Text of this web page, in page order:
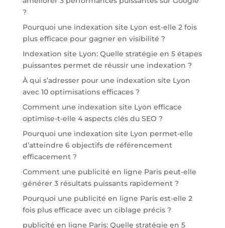
?
Pourquoi une indexation site Lyon est-elle 2 fois
plus efficace pour gagner en visibilité ?
Indexation site Lyon: Quelle stratégie en 5 étapes
puissantes permet de réussir une indexation ?
À qui s’adresser pour une indexation site Lyon
avec 10 optimisations efficaces ?
Comment une indexation site Lyon efficace
optimise-t-elle 4 aspects clés du SEO ?
Pourquoi une indexation site Lyon permet-elle
d’atteindre 6 objectifs de référencement
efficacement ?
Comment une publicité en ligne Paris peut-elle
générer 3 résultats puissants rapidement ?
Pourquoi une publicité en ligne Paris est-elle 2
fois plus efficace avec un ciblage précis ?
publicité en ligne Paris: Quelle stratégie en 5